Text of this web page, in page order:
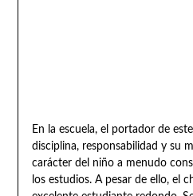
En la escuela, el portador de
disciplina, responsabilidad y su
carácter del niño a menudo
los estudios. A pesar de ello, el